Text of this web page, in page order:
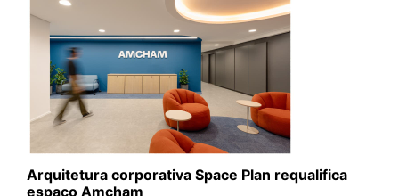
Arquitetura corporativa Space Plan requalifica
espaço Amcham